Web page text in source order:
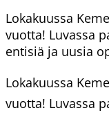
Lokakuussa
vuotta! Luvassa
entisiä ja uusia
Lokakuussa
vuotta! Luvassa